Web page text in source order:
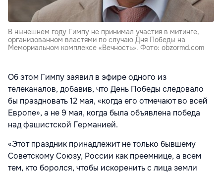
В нынешнем году Гимпу не принимал участия в митинге,
организованном властями по случаю Дня Победы на
Мемориальном комплексе «Вечность». Фото: obzormd.com
Об этом Гимпу заявил в эфире одного из
телеканалов, добавив, что День Победы следовало
бы праздновать 12 мая, «когда его отмечают во всей
Европе», а не 9 мая, когда была объявлена победа
над фашистской Германией.
«Этот праздник принадлежит не только бывшему
Советскому Союзу, России как преемнице, а всем
тем, кто боролся, чтобы искоренить с лица земли